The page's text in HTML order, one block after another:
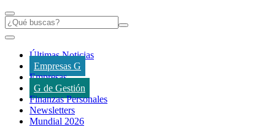
Últimas Noticias
Empresas G
Empresas
G de Gestión
Finanzas Personales
Newsletters
Mundial 2026